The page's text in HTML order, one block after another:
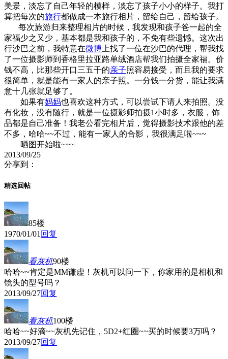
美景，淡忘了自己年轻的模样，淡忘了孩子小小的样子。我打
算把每次的旅行都做成一本旅行相片，留给自己，留给孩子。
每次旅游归来整理相片的时候，我发现和孩子爸一起的全
家福少之又少，基本都是我和孩子的，不免有些遗憾。这次出
行沙巴之前，我特意在微博 上找了一位在沙巴的代理，帮我找
了一位摄影师到香格里拉亚路单绒酒店帮我们拍摄全家福。价
钱不高，比那些开口三五千的亲子照容易接受，而且我的要求
很简单，就是能有一家人的亲子照。一分钱一分货，能让我满
意十几张就足够了。
如果有妈妈也喜欢这种方式，可以尝试下请人来拍照。没
有化妆，没有随行，就是一位摄影师拍摄1小时多，衣服，饰
品都是自己准备！我老公看完相片后，觉得摄影技术跟他的差
不多，哈哈~~不过，能有一家人的合影，我很满足啦~~~
晒图开始啦~~~
2013/09/25
分享到：
精选回帖
85楼
1970/01/01 回复
看灰机90楼
哈哈~~肯定是MM谦虚！灰机可以问一下，你家用的是相机和
镜头的型号吗？
2013/09/27回复
看灰机100楼
哈哈~~好滴~~灰机先记住，5D2+红圈~~买的时候要3万吗？
2013/09/27回复